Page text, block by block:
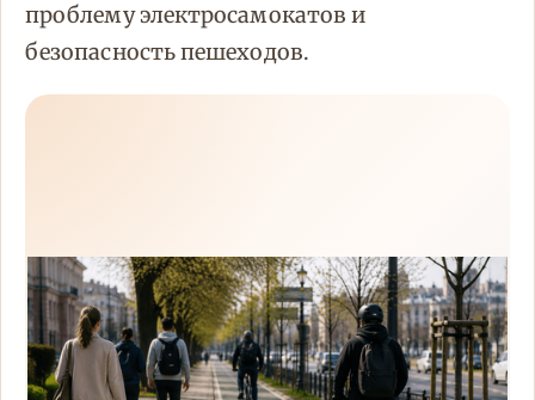
проблему электросамокатов и
безопасность пешеходов.